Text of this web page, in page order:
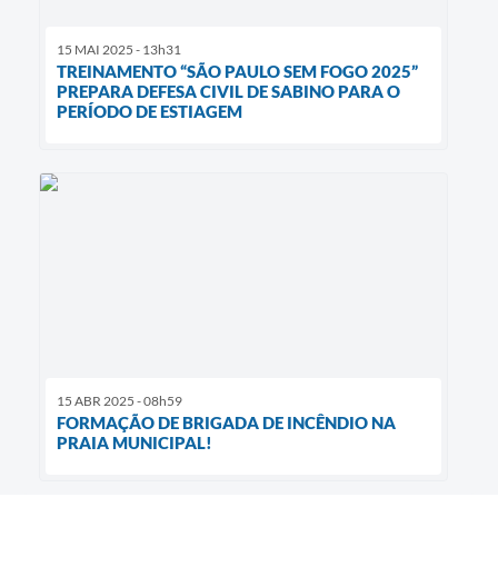
15 MAI 2025 - 13h31
TREINAMENTO “SÃO PAULO SEM FOGO 2025”
PREPARA DEFESA CIVIL DE SABINO PARA O
PERÍODO DE ESTIAGEM
15 ABR 2025 - 08h59
FORMAÇÃO DE BRIGADA DE INCÊNDIO NA
PRAIA MUNICIPAL!